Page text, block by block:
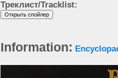
Треклист/Tracklist:
Information: